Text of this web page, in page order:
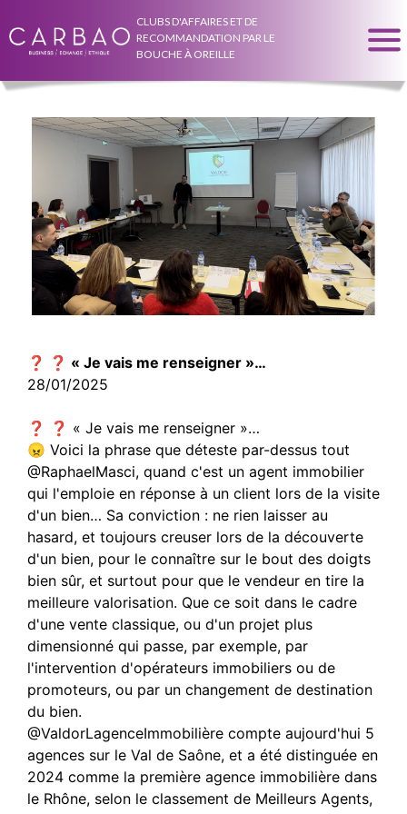
CLUBS D'AFFAIRES ET DE
RECOMMANDATION PAR LE
BOUCHE À OREILLE
❓ ❓ « Je vais me renseigner »…
28/01/2025
❓ ❓ « Je vais me renseigner »…
😠 Voici la phrase que déteste par-dessus tout
@RaphaelMasci, quand c'est un agent immobilier
qui l'emploie en réponse à un client lors de la visite
d'un bien… Sa conviction : ne rien laisser au
hasard, et toujours creuser lors de la découverte
d'un bien, pour le connaître sur le bout des doigts
bien sûr, et surtout pour que le vendeur en tire la
meilleure valorisation. Que ce soit dans le cadre
d'une vente classique, ou d'un projet plus
dimensionné qui passe, par exemple, par
l'intervention d'opérateurs immobiliers ou de
promoteurs, ou par un changement de destination
du bien.
@ValdorLagenceImmobilière compte aujourd'hui 5
agences sur le Val de Saône, et a été distinguée en
2024 comme la première agence immobilière dans
le Rhône, selon le classement de Meilleurs Agents,